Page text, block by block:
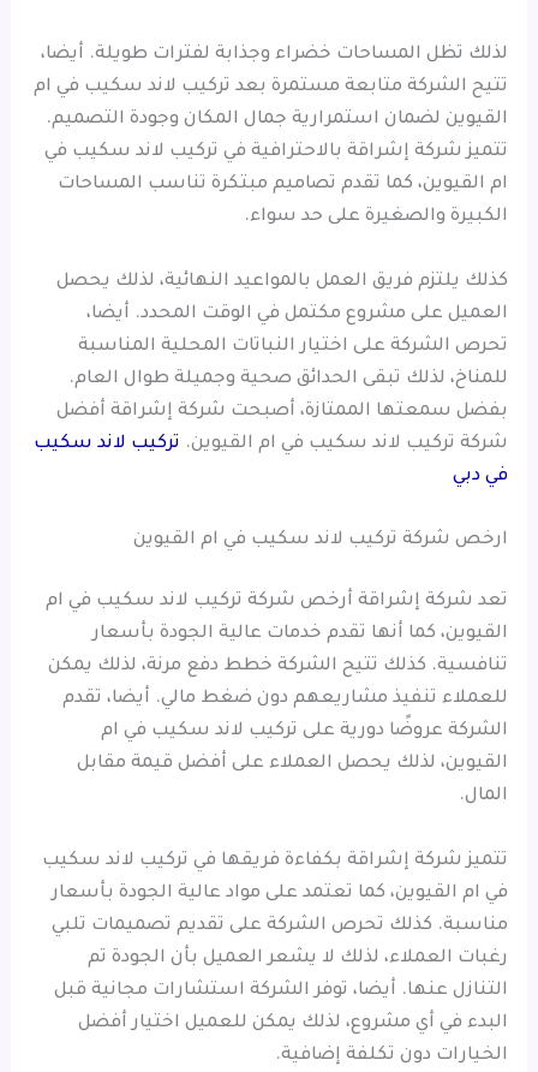
لذلك تظل المساحات خضراء وجذابة لفترات طويلة. أيضا،
تتيح الشركة متابعة مستمرة بعد تركيب لاند سكيب في ام
القيوين لضمان استمرارية جمال المكان وجودة التصميم.
تتميز شركة إشراقة بالاحترافية في تركيب لاند سكيب في
ام القيوين، كما تقدم تصاميم مبتكرة تناسب المساحات
الكبيرة والصغيرة على حد سواء.
كذلك يلتزم فريق العمل بالمواعيد النهائية، لذلك يحصل
العميل على مشروع مكتمل في الوقت المحدد. أيضا،
تحرص الشركة على اختيار النباتات المحلية المناسبة
للمناخ، لذلك تبقى الحدائق صحية وجميلة طوال العام.
بفضل سمعتها الممتازة، أصبحت شركة إشراقة أفضل
شركة تركيب لاند سكيب في ام القيوين. تركيب لاند سكيب
في دبي
ارخص شركة تركيب لاند سكيب في ام القيوين
تعد شركة إشراقة أرخص شركة تركيب لاند سكيب في ام
القيوين، كما أنها تقدم خدمات عالية الجودة بأسعار
تنافسية. كذلك تتيح الشركة خطط دفع مرنة، لذلك يمكن
للعملاء تنفيذ مشاريعهم دون ضغط مالي. أيضا، تقدم
الشركة عروضًا دورية على تركيب لاند سكيب في ام
القيوين، لذلك يحصل العملاء على أفضل قيمة مقابل
المال.
تتميز شركة إشراقة بكفاءة فريقها في تركيب لاند سكيب
في ام القيوين، كما تعتمد على مواد عالية الجودة بأسعار
مناسبة. كذلك تحرص الشركة على تقديم تصميمات تلبي
رغبات العملاء، لذلك لا يشعر العميل بأن الجودة تم
التنازل عنها. أيضا، توفر الشركة استشارات مجانية قبل
البدء في أي مشروع، لذلك يمكن للعميل اختيار أفضل
الخيارات دون تكلفة إضافية.